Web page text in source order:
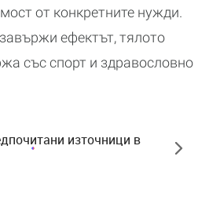
от конкретните нужди.
ефектът, тялото
със спорт и здравословно
източници в